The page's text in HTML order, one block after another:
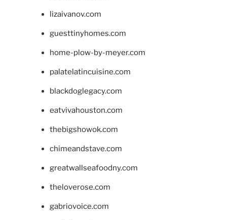
lizaivanov.com
guesttinyhomes.com
home-plow-by-meyer.com
palatelatincuisine.com
blackdoglegacy.com
eatvivahouston.com
thebigshowok.com
chimeandstave.com
greatwallseafoodny.com
theloverose.com
gabriovoice.com